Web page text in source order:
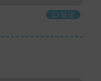
返信